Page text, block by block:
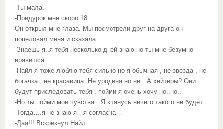
-Ты мала.
-Придурок мне скоро 18.
Он открыл мне глаза. Мы посмотрели друг на друга он
поцеловал меня и сказала
-Знаешь я..я тебя несколько дней знаю но ты мне безумно
нравишся.
-Найл я тоже люблю тебя сильно но я обычная , не звезда , не
богачка , не красавица..Не уродина но не…А хейтеры? Они
будут приследовать тебя , пойми я очень хочу но..но..
-Но ты пойми мои чувства…Я клянусь ничего такого не будет.
-Тогда….я не знаю я…я согласна…
-Даа!!! Вскрикнул Найл